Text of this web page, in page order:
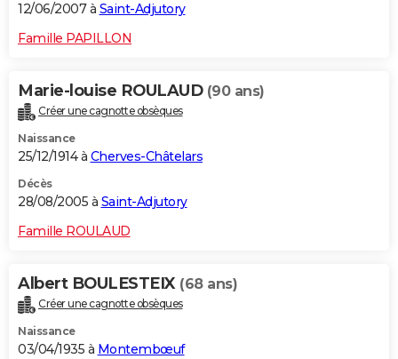
12/06/2007 à Saint-Adjutory
Famille PAPILLON
Marie-louise ROULAUD (90 ans)
Créer une cagnotte obsèques
Naissance
25/12/1914 à Cherves-Châtelars
Décès
28/08/2005 à Saint-Adjutory
Famille ROULAUD
Albert BOULESTEIX (68 ans)
Créer une cagnotte obsèques
Naissance
03/04/1935 à Montembœuf